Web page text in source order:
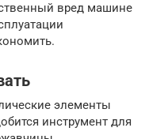
вред машине
элементы
инструмент для